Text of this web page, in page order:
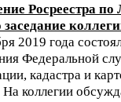
Росреестра
заседание
2019 года
Федеральной
кадастра и
На коллегии